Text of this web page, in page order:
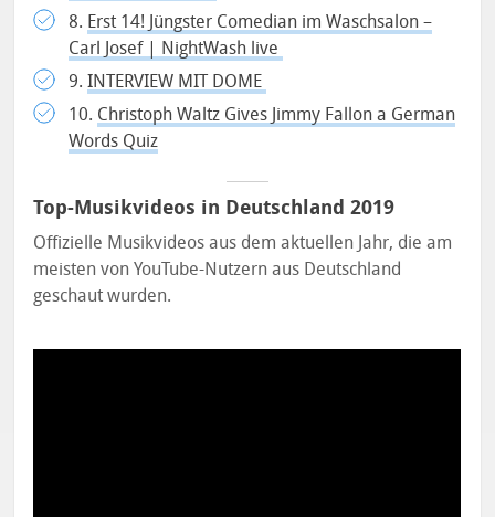
8. Erst 14! Jüngster Comedian im Waschsalon –
Carl Josef | NightWash live
9.INTERVIEW MIT DOME
10. Christoph Waltz Gives Jimmy Fallon a German
Words Quiz
Top-Musikvideos in Deutschland 2019
Offizielle Musikvideos aus dem aktuellen Jahr, die am
meisten von YouTube-Nutzern aus Deutschland
geschaut wurden.